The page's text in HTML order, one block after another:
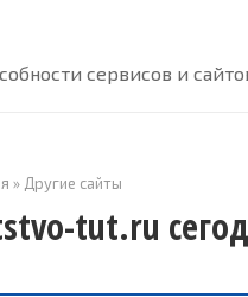
сервисов и
» Другие сайты
tut.ru